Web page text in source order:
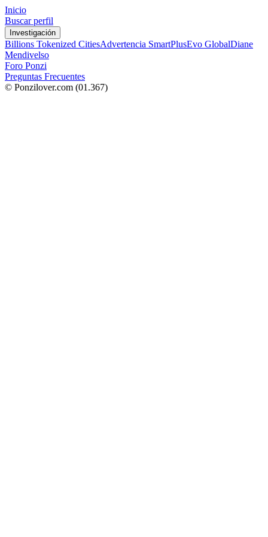
Inicio
Buscar perfil
Investigación
Billions Tokenized CitiesAdvertencia SmartPlusEvo GlobalDiane
Mendivelso
Foro Ponzi
Preguntas Frecuentes
© Ponzilover.com (01.367)